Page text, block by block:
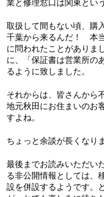
業と修理窓口は関東とい
取扱して間もない頃、購
千葉から来るんだ！ 本
に問われたことがありま
に、「保証書は営業所の
るように致しました。
それからは、皆さんから
地元秋田にお住まいのお
すよね。
ちょっと余談が長くなり
最後までお読みいただい
る非公開情報としては、
設を併設するようです。